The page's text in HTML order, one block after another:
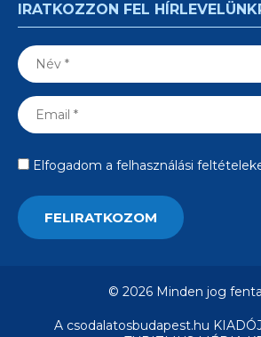
IRATKOZZON FEL
Elfogadom a felhasználási
© 2026 Minden jog
A csodalatosbudapest.hu